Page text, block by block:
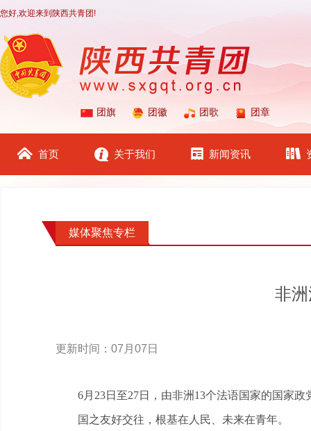
您好,欢迎来到陕西共青团!
团旗 团徽 团歌 团章
首页 关于我们 新闻资讯
媒体聚焦专栏
非
更新时间：07月07日
6月23日至27日，由非洲13个法语国家的国家
国之友好交往，根基在人民、未来在青年。